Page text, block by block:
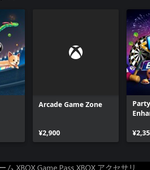
Arcade Game Zone
¥2,900
ム XBOX Game Pass XBOX アクセサリ